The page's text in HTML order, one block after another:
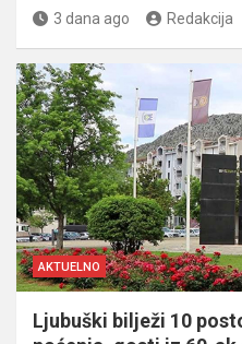
3 dana ago Redakcija
AKTUELNO
Ljubuški bilježi 10